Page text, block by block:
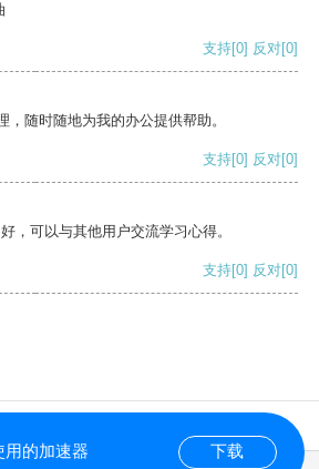
支持[0] 反对[0]
，随时随地为我的办公提供帮助。
支持[0] 反对[0]
，可以与其他用户交流学习心得。
支持[0] 反对[0]
用的加速器 下载